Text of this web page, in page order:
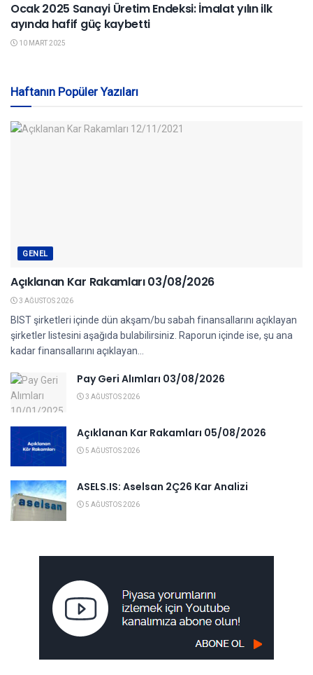
Ocak 2025 Sanayi Üretim Endeksi: İmalat yılın ilk
ayında hafif güç kaybetti
10 MART 2025
Haftanın Popüler Yazıları
GENEL
Açıklanan Kar Rakamları 03/08/2026
3 AĞUSTOS 2026
BIST şirketleri içinde dün akşam/bu sabah finansallarını açıklayan
şirketler listesini aşağıda bulabilirsiniz. Raporun içinde ise, şu ana
kadar finansallarını açıklayan...
Pay Geri Alımları 03/08/2026
3 AĞUSTOS 2026
Açıklanan Kar Rakamları 05/08/2026
5 AĞUSTOS 2026
ASELS.IS: Aselsan 2Ç26 Kar Analizi
5 AĞUSTOS 2026